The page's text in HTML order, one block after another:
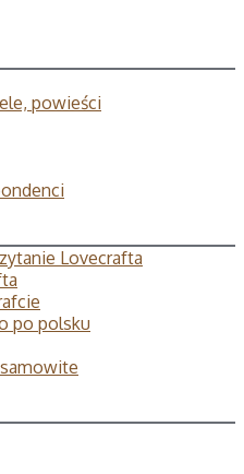
powieści
Lovecrafta
po polsku